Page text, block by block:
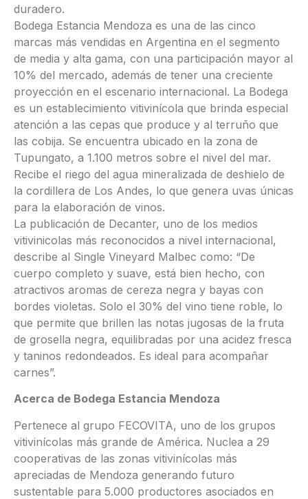
duradero.
Bodega Estancia Mendoza es una de las cinco
marcas más vendidas en Argentina en el segmento
de media y alta gama, con una participación mayor al
10% del mercado, además de tener una creciente
proyección en el escenario internacional. La Bodega
es un establecimiento vitivinícola que brinda especial
atención a las cepas que produce y al terruño que
las cobija. Se encuentra ubicado en la zona de
Tupungato, a 1.100 metros sobre el nivel del mar.
Recibe el riego del agua mineralizada de deshielo de
la cordillera de Los Andes, lo que genera uvas únicas
para la elaboración de vinos.
La publicación de Decanter, uno de los medios
vitivinicolas más reconocidos a nivel internacional,
describe al Single Vineyard Malbec como: “De
cuerpo completo y suave, está bien hecho, con
atractivos aromas de cereza negra y bayas con
bordes violetas. Solo el 30% del vino tiene roble, lo
que permite que brillen las notas jugosas de la fruta
de grosella negra, equilibradas por una acidez fresca
y taninos redondeados. Es ideal para acompañar
carnes”.
Acerca de Bodega Estancia Mendoza
Pertenece al grupo FECOVITA, uno de los grupos
vitivinícolas más grande de América. Nuclea a 29
cooperativas de las zonas vitivinícolas más
apreciadas de Mendoza generando futuro
sustentable para 5.000 productores asociados en